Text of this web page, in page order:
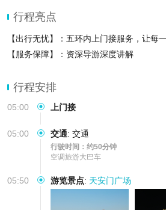
行程亮点
【出行无忧】：五环内上门接服务，让每
【服务保障】：资深导游深度讲解
行程安排
05:00 上门接
05:00 交通: 交通
行驶时间：约50分钟
空调旅游大巴车
05:50 游览景点: 天安门广场